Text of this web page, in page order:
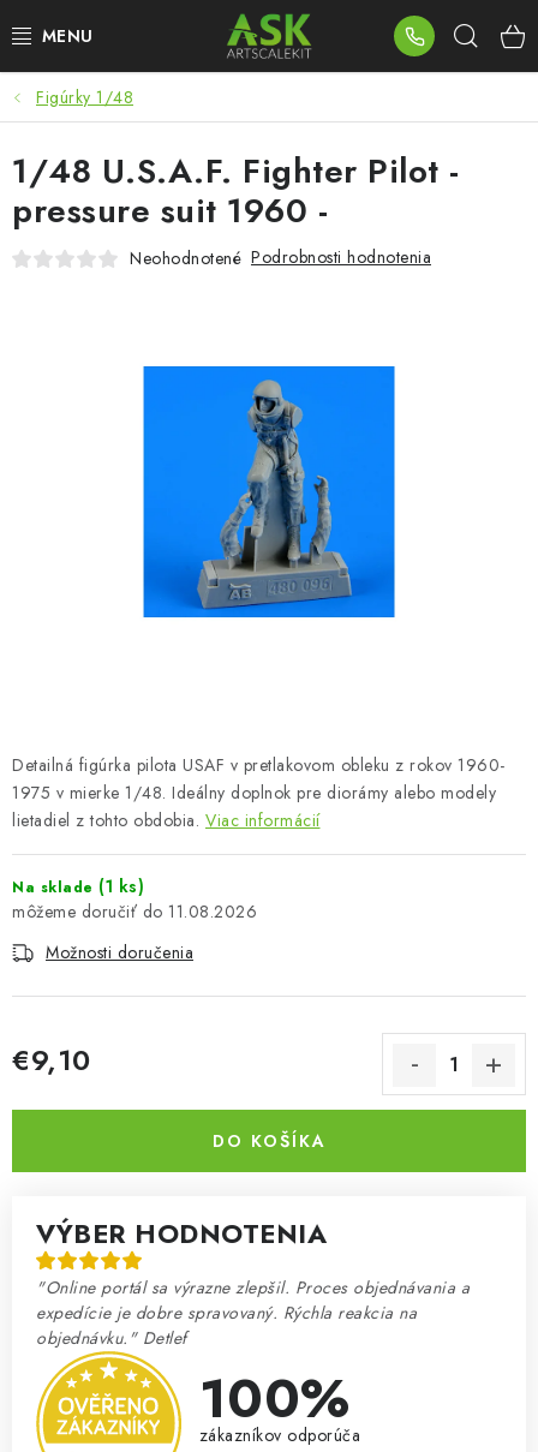
na
BLOG
SUMMER DAYS
WARHAMMER
PREDÁVANÉ ZNAČKY
O Nás Moja objednávka Kontakty
Preprava a platba
Podmienky a pravidlá
Prevodník modelárskych farieb
Figúrky 1/48
Detailná figúrka pilota USAF v pretlakovom obleku z rokov 1960-
1975 v mierke 1/48. Ideálny doplnok pre diorámy alebo modely
lietadiel z tohto obdobia. Viac informácií
Na sklade (1 ks)
11.08.2026
Možnosti doručenia
€9,10
DO KOŠÍKA
VÝBER HODNOTENIA
"Online portál sa výrazne zlepšil. Proces objednávania a
expedície je dobre spravovaný. Rýchla reakcia na
objednávku." Detlef
100%
zákazníkov odporúča
1/48 U.S.A.F. Fighter Pilot -
pressure suit 1960 -
Neohodnotené Podrobnosti hodnotenia